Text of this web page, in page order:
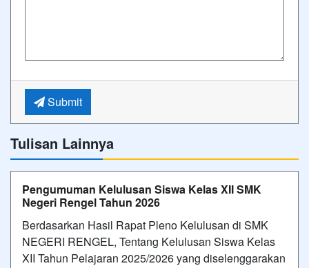
Submit
Tulisan Lainnya
Pengumuman Kelulusan Siswa Kelas XII SMK
Negeri Rengel Tahun 2026
Berdasarkan Hasil Rapat Pleno Kelulusan di SMK
NEGERI RENGEL, Tentang Kelulusan Siswa Kelas
XII Tahun Pelajaran 2025/2026 yang diselenggarakan